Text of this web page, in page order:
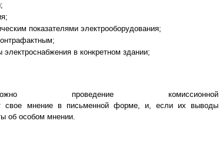
показателями электрооборудования;
в конкретном здании;
комиссионной
свое мнение в письменной форме, и, если их выводы
об особом мнении.